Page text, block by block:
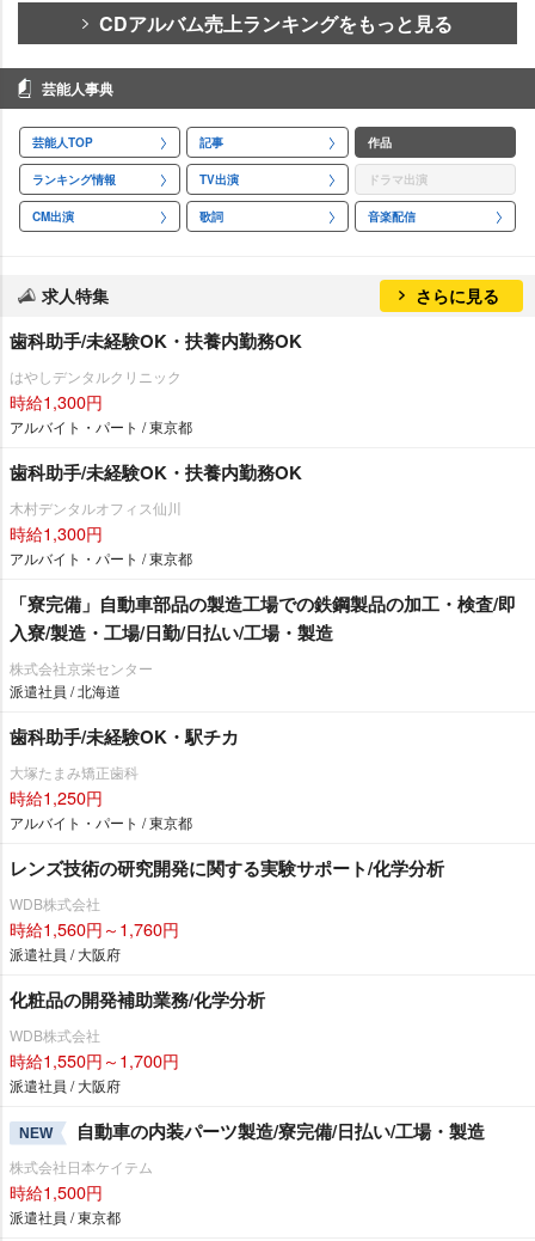
CDアルバム売上ランキングをもっと見る
芸能人事典
芸能人TOP 記事 作品
ランキング情報 TV出演 ドラマ出演
CM出演 歌詞 音楽配信
求人特集 さらに見る
歯科助手/未経験OK・扶養内勤務OK
はやしデンタルクリニック
時給1,300円
アルバイト・パート / 東京都
歯科助手/未経験OK・扶養内勤務OK
木村デンタルオフィス仙川
時給1,300円
アルバイト・パート / 東京都
「寮完備」自動車部品の製造工場での鉄鋼製品の加工・検査/即
入寮/製造・工場/日勤/日払い/工場・製造
株式会社京栄センター
派遣社員 / 北海道
歯科助手/未経験OK・駅チカ
大塚たまみ矯正歯科
時給1,250円
アルバイト・パート / 東京都
レンズ技術の研究開発に関する実験サポート/化学分析
WDB株式会社
時給1,560円～1,760円
派遣社員 / 大阪府
化粧品の開発補助業務/化学分析
WDB株式会社
時給1,550円～1,700円
派遣社員 / 大阪府
NEW 自動車の内装パーツ製造/寮完備/日払い/工場・製造
株式会社日本ケイテム
時給1,500円
派遣社員 / 東京都